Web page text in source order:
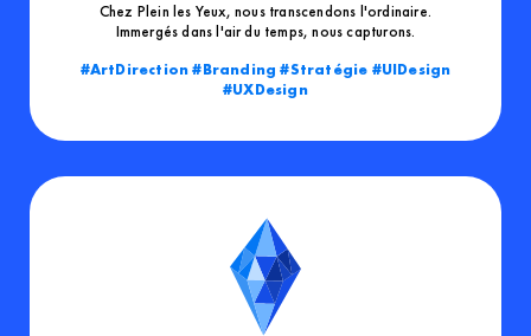
Chez Plein les Yeux, nous transcendons l'ordinaire.
Immergés dans l'air du temps, nous capturons.
ArtDirection
Branding Stratégie
UIDesign
UXDesign